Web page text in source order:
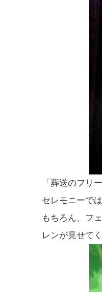
「葬送のフリ
セレモニーで
もちろん、フ
レンが見せて